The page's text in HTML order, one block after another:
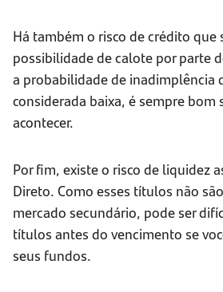
Há também o risco de crédito que
possibilidade de calote por parte
a probabilidade de inadimplência
considerada baixa, é sempre bom
acontecer.
Por fim, existe o risco de liquidez
Direto. Como esses títulos não
mercado secundário, pode ser
títulos antes do vencimento se
seus fundos.